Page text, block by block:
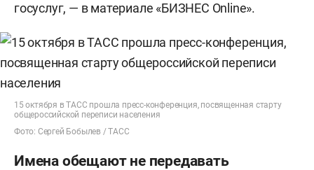
госуслуг, — в материале «БИЗНЕС Online».
15 октября в ТАСС прошла пресс-конференция, посвященная старту
общероссийской переписи населения
Фото: Сергей Бобылев / ТАСС
Имена обещают не передавать